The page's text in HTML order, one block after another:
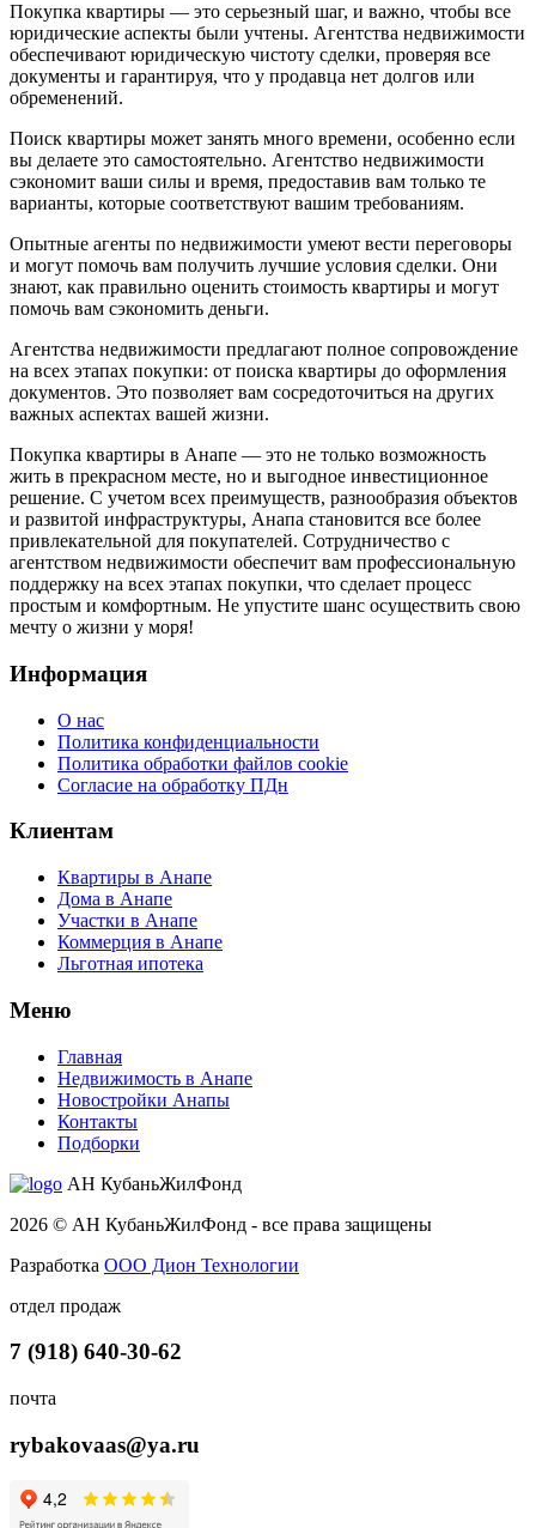
Покупка квартиры — это серьезный шаг, и важно, чтобы все
юридические аспекты были учтены. Агентства недвижимости
обеспечивают юридическую чистоту сделки, проверяя все
документы и гарантируя, что у продавца нет долгов или
обременений.
Поиск квартиры может занять много времени, особенно если
вы делаете это самостоятельно. Агентство недвижимости
сэкономит ваши силы и время, предоставив вам только те
варианты, которые соответствуют вашим требованиям.
Опытные агенты по недвижимости умеют вести переговоры
и могут помочь вам получить лучшие условия сделки. Они
знают, как правильно оценить стоимость квартиры и могут
помочь вам сэкономить деньги.
Агентства недвижимости предлагают полное сопровождение
на всех этапах покупки: от поиска квартиры до оформления
документов. Это позволяет вам сосредоточиться на других
важных аспектах вашей жизни.
Покупка квартиры в Анапе — это не только возможность
жить в прекрасном месте, но и выгодное инвестиционное
решение. С учетом всех преимуществ, разнообразия объектов
и развитой инфраструктуры, Анапа становится все более
привлекательной для покупателей. Сотрудничество с
агентством недвижимости обеспечит вам профессиональную
поддержку на всех этапах покупки, что сделает процесс
простым и комфортным. Не упустите шанс осуществить свою
мечту о жизни у моря!
Информация
О нас
Политика конфиденциальности
Политика обработки файлов cookie
Согласие на обработку ПДн
Клиентам
Квартиры в Анапе
Дома в Анапе
Участки в Анапе
Коммерция в Анапе
Льготная ипотека
Меню
Главная
Недвижимость в Анапе
Новостройки Анапы
Контакты
Подборки
АН КубаньЖилФонд
2026 © АН КубаньЖилФонд - все права защищены
Разработка ООО Дион Технологии
отдел продаж
7 (918) 640-30-62
почта
rybakovaas@ya.ru